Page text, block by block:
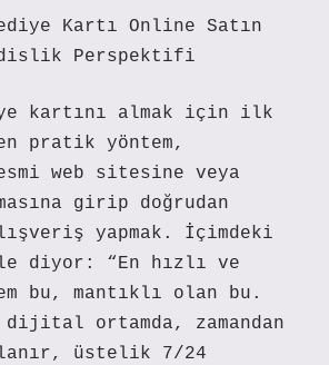
Kartı Online Satın
Perspektifi
kartını almak için ilk
pratik yöntem,
web sitesine veya
girip doğrudan
yapmak. İçimdeki
diyor: “En hızlı ve
bu, mantıklı olan bu.
dijital ortamda, zamandan
üstelik 7/24